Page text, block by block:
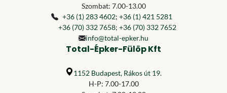
Szombat: 7.00-13.00
+36 (1) 283 4602; +36 (1) 421 5281
+36 (70) 332 7658; +36 (70) 332 7652
info@total-epker.hu
Total-Épker-Fülöp Kft
1152 Budapest, Rákos út 19.
H-P: 7.00-17.00